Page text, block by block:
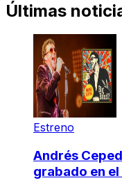
Últimas
Estreno
Andrés
grabado en